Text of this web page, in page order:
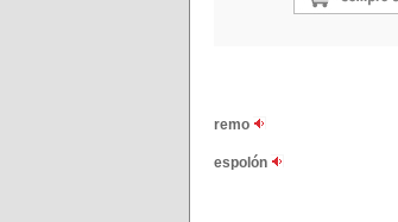
remo
espolón